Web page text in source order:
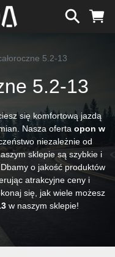
5.2-13
5.2-13
się komfortową jazdą
Nasza oferta opon w
niezależnie od
sklepie są szybkie i
o jakość produktów
atrakcyjne ceny i
się, jak wiele możesz
w naszym sklepie!